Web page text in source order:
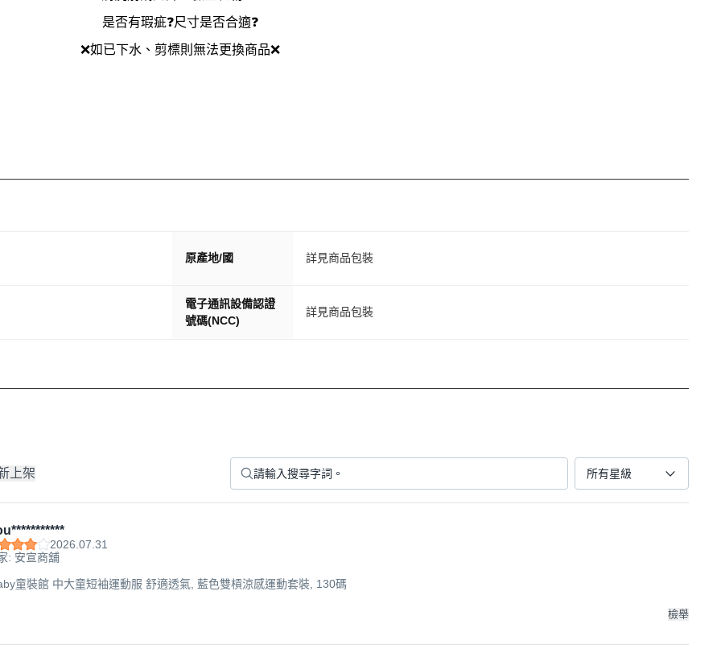
是否有瑕疵❓尺寸是否合適❓
❌如已下水、剪標則無法更換商品❌
原產地/國 詳見商品包裝
電子通訊設備認證
號碼(NCC)
詳見商品包裝
上架 所有星級
2026.07.31
: 安宣商舖
童裝館 中大童短袖運動服 舒適透氣, 藍色雙槓涼感運動套裝, 130碼
檢舉